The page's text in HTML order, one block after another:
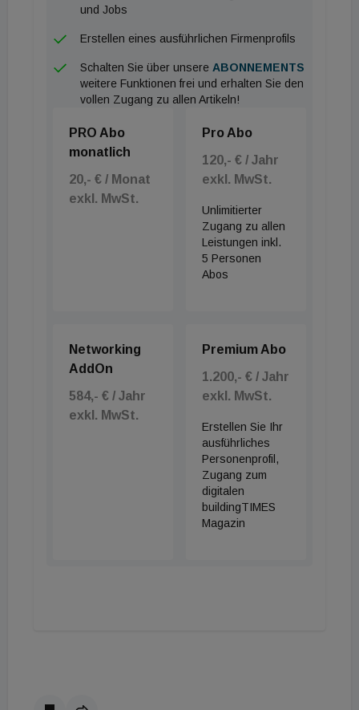
und Jobs
Erstellen eines ausführlichen Firmenprofils
Schalten Sie über unsere ABONNEMENTS
weitere Funktionen frei und erhalten Sie den
vollen Zugang zu allen Artikeln!
PRO Abo
monatlich
20,- € / Monat
exkl. MwSt.
Pro Abo
120,- € / Jahr
exkl. MwSt.
Unlimitierter
Zugang zu allen
Leistungen inkl.
5 Personen
Abos
Networking
AddOn
584,- € / Jahr
exkl. MwSt.
Premium Abo
1.200,- € / Jahr
exkl. MwSt.
Erstellen Sie Ihr
ausführliches
Personenprofil,
Zugang zum
digitalen
buildingTIMES
Magazin